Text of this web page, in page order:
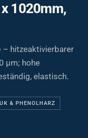
1020mm,
hitzeaktivierbarer
µm; hohe
elastisch.
& PHENOLHARZ